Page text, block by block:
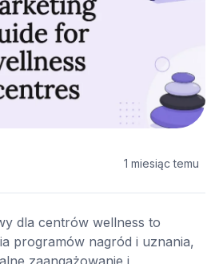
1 miesiąc temu
dla centrów wellness to
programów nagród i uznania,
zaangażowanie i